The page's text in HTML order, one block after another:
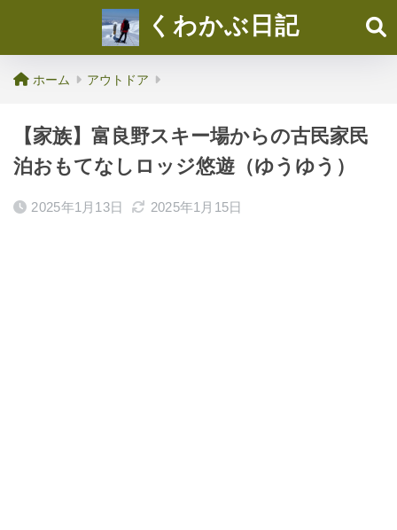
くわかぶ日記
ホーム アウトドア
【家族】富良野スキー場からの古民家民
泊おもてなしロッジ悠遊（ゆうゆう）
2025年1月13日 2025年1月15日